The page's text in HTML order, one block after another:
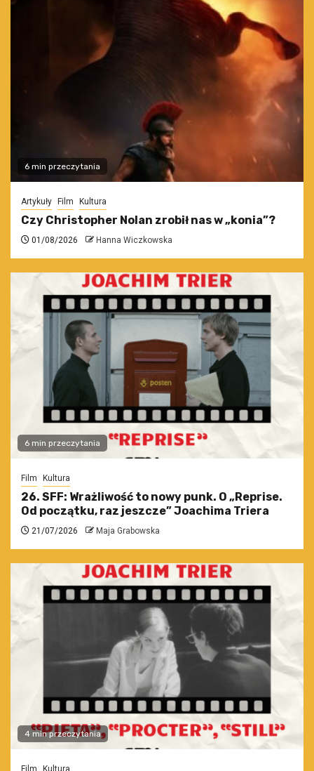
6 min przeczytania
Artykuły Film Kultura
Czy Christopher Nolan zrobił nas w „konia”?
01/08/2026 Hanna Wiczkowska
6 min przeczytania
Film Kultura
26. SFF: Wrażliwość to nowy punk. O „Reprise.
Od początku, raz jeszcze” Joachima Triera
21/07/2026 Maja Grabowska
4 min przeczytania